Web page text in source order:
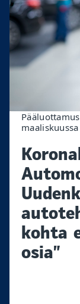
kohta
osia”